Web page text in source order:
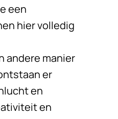
een
hier volledig
andere manier
er
en
en